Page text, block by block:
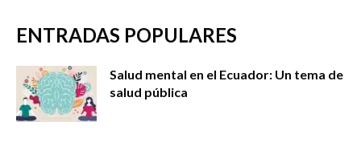
ENTRADAS POPULARES
Salud mental en el Ecuador: Un tema de
salud pública